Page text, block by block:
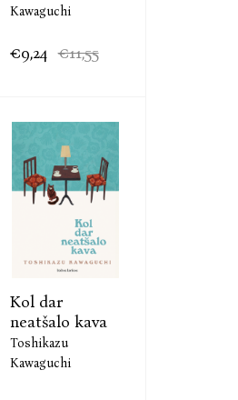
Kawaguchi
€9,24 €11,55
Kol dar
neatšalo kava
Toshikazu
Kawaguchi